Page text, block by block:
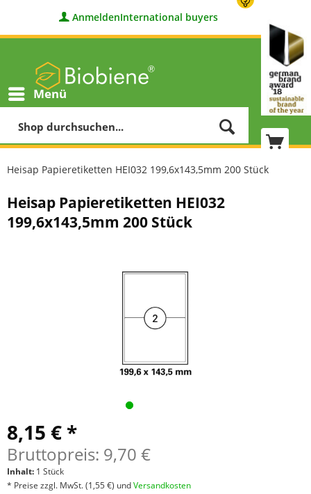
AnmeldenInternational buyers
Menü
Heisap Papieretiketten HEI032 199,6x143,5mm 200 Stück
Heisap Papieretiketten HEI032
199,6x143,5mm 200 Stück
8,15 € *
Bruttopreis: 9,70 €
Inhalt: 1 Stück
* Preise zzgl. MwSt.(1,55 €) undVersandkosten